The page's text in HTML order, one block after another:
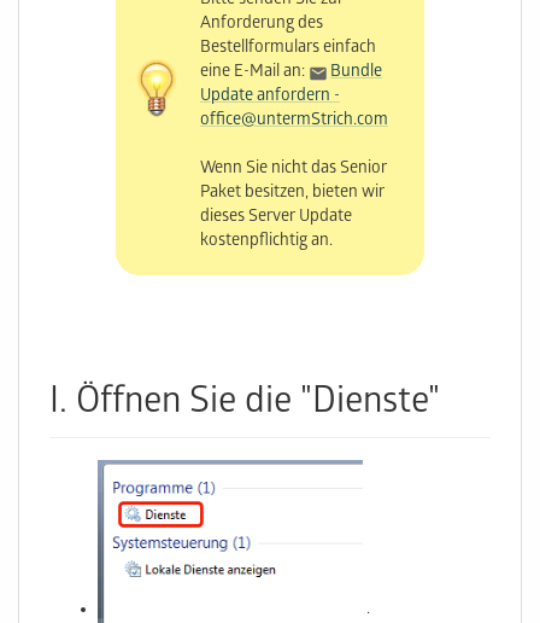
Anforderung des
Bestellformulars einfach
eine E-Mail an:
Bundle
Update anfordern -
office@untermStrich.com
Wenn Sie nicht das Senior
Paket besitzen, bieten wir
dieses Server Update
kostenpflichtig an.
I. Öffnen Sie die "Dienste"
.